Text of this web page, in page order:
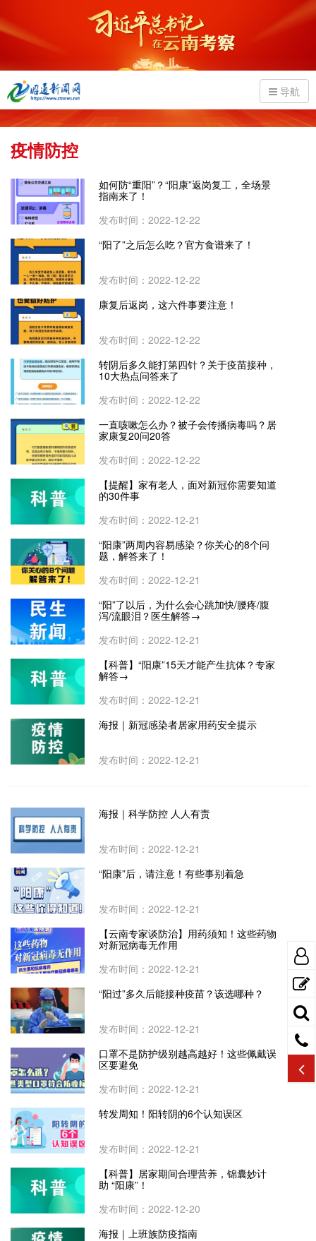
导航
疫情防控
如何防“重阳”？“阳康”返岗复工，全场景
指南来了！
发布时间：2022-12-22
“阳了”之后怎么吃？官方食谱来了！
发布时间：2022-12-22
康复后返岗，这六件事要注意！
发布时间：2022-12-22
转阴后多久能打第四针？关于疫苗接种，
10大热点问答来了
发布时间：2022-12-22
一直咳嗽怎么办？被子会传播病毒吗？居
家康复20问20答
发布时间：2022-12-22
【提醒】家有老人，面对新冠你需要知道
的30件事
发布时间：2022-12-21
“阳康”两周内容易感染？你关心的8个问
题，解答来了！
发布时间：2022-12-21
“阳”了以后，为什么会心跳加快/腰疼/腹
泻/流眼泪？医生解答→
发布时间：2022-12-21
【科普】“阳康”15天才能产生抗体？专家
解答→
发布时间：2022-12-21
海报｜新冠感染者居家用药安全提示
发布时间：2022-12-21
海报｜科学防控 人人有责
发布时间：2022-12-21
“阳康”后，请注意！有些事别着急
发布时间：2022-12-21
【云南专家谈防治】用药须知！这些药物
对新冠病毒无作用
发布时间：2022-12-21
“阳过”多久后能接种疫苗？该选哪种？
发布时间：2022-12-21
口罩不是防护级别越高越好！这些佩戴误
区要避免
发布时间：2022-12-21
转发周知！阳转阴的6个认知误区
发布时间：2022-12-21
【科普】居家期间合理营养，锦囊妙计
助 “阳康”！
发布时间：2022-12-20
海报｜上班族防疫指南